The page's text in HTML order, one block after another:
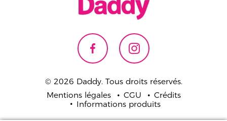
© 2026 Daddy. Tous droits réservés.
Mentions légales
CGU
Crédits
Informations produits